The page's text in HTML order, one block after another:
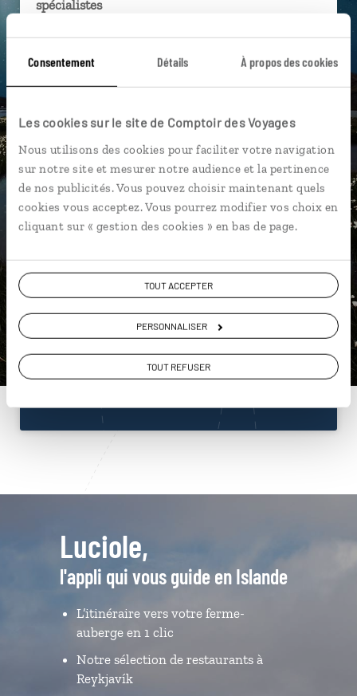
Consentement Détails À propos des cookies
Les cookies sur le site de Comptoir des Voyages
Nous utilisons des cookies pour faciliter votre navigation
sur notre site et mesurer notre audience et la pertinence
de nos publicités. Vous pouvez choisir maintenant quels
cookies vous acceptez. Vous pourrez modifier vos choix en
cliquant sur « gestion des cookies » en bas de page.
TOUT ACCEPTER
PERSONNALISER
TOUT REFUSER
spécialistes
Ils sauront organiser votre itinéraire au plus
près de vos envies et de la réalité du pays.
Échangez en face à face ou depuis nos studios
téléphone.
Vous gardez le même interlocuteur avant,
pendant et après votre voyage.
ou
Construisez votre voyage avec un spécialiste Islande
01 85 08 22 96
Luciole,
l'appli qui vous guide en Islande
L’itinéraire vers votre ferme-
auberge en 1 clic
Notre sélection de restaurants à
Reykjavík